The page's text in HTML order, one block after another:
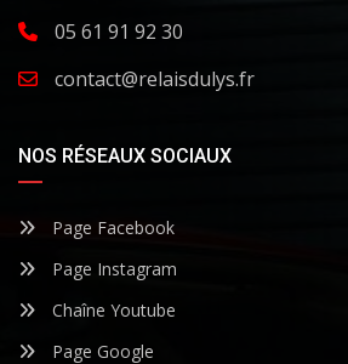
05 61 91 92 30
contact@relaisdulys.fr
NOS RÉSEAUX SOCIAUX
Page Facebook
Page Instagram
Chaîne Youtube
Page Google